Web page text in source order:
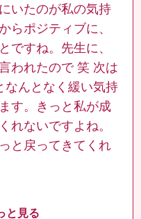
いたのが私の気持
らポジティブに、
ですね。先生に、
われたので 笑 次は
なんとなく緩い気持
す。きっと私が成
れないですよね。
と戻ってきてくれ
と見る